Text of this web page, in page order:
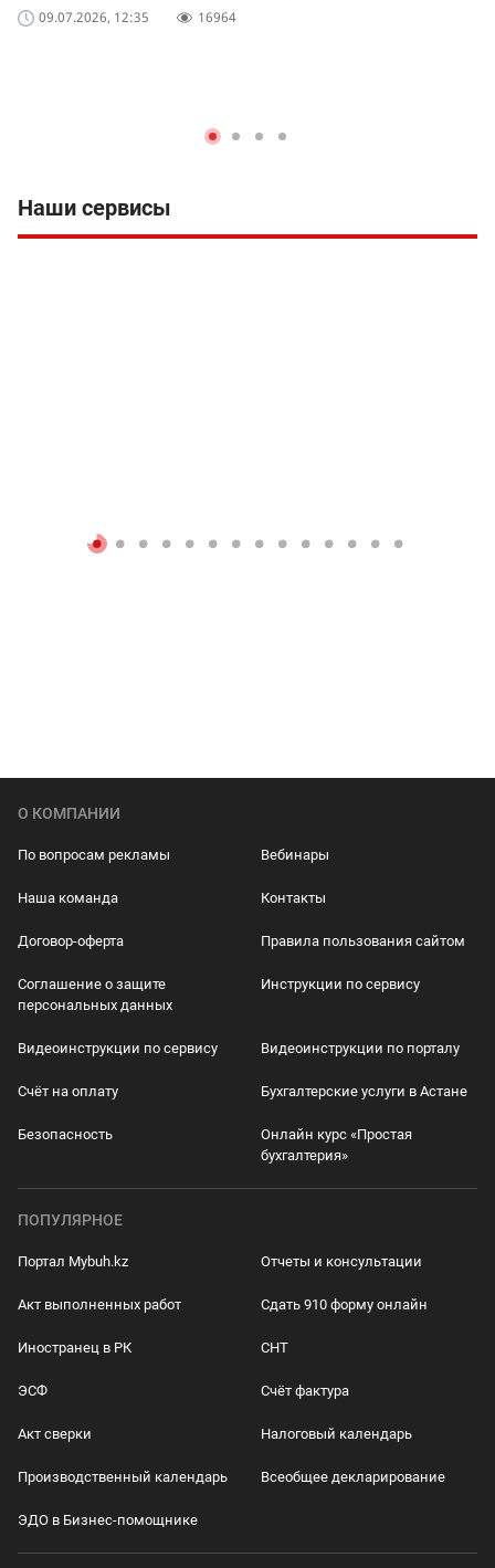
09.07.2026, 12:35 16964
Наши сервисы
О КОМПАНИИ
По вопросам рекламы Вебинары
Наша команда Контакты
Договор-оферта Правила пользования сайтом
Соглашение о защите
персональных данных
Инструкции по сервису
Видеоинструкции по сервису Видеоинструкции по порталу
Счёт на оплату Бухгалтерские услуги в Астане
Безопасность
Онлайн курс «Простая
бухгалтерия»
ПОПУЛЯРНОЕ
Портал Mybuh.kz Отчеты и консультации
Акт выполненных работ Сдать 910 форму онлайн
Иностранец в РК СНТ
ЭСФ Счёт фактура
Акт сверки Налоговый календарь
Производственный календарь Всеобщее декларирование
ЭДО в Бизнес-помощнике